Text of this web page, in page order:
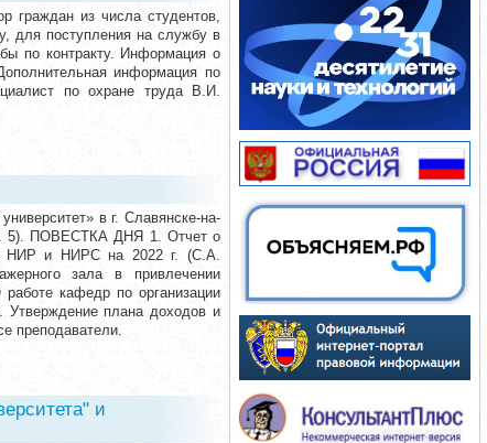
граждан из числа студентов,
для поступления на службу в
по контракту. Информация о
информация по
по охране труда В.И.
в г. Славянске-на-
5). ПОВЕСТКА ДНЯ 1. Отчет о
НИР и НИРС на 2022 г. (С.А.
зала в привлечении
кафедр по организации
Утверждение плана доходов и
преподаватели.
и